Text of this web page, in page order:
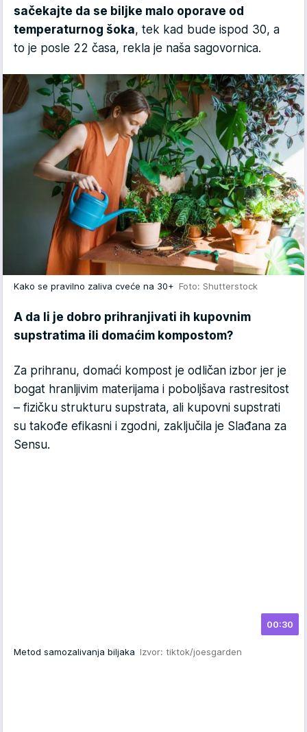
sačekajte da se biljke malo oporave od
temperaturnog šoka, tek kad bude ispod 30, a
to je posle 22 časa, rekla je naša sagovornica.
Kako se pravilno zaliva cveće na 30+ Foto: Shutterstock
A da li je dobro prihranjivati ih kupovnim
supstratima ili domaćim kompostom?
Za prihranu, domaći kompost je odličan izbor jer je
bogat hranljivim materijama i poboljšava rastresitost
– fizičku strukturu supstrata, ali kupovni supstrati
su takođe efikasni i zgodni, zaključila je Slađana za
Sensu.
00:30
Metod samozalivanja biljaka Izvor: tiktok/joesgarden